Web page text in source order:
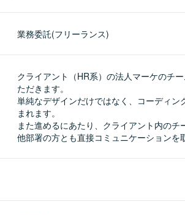
業務委託(フリーランス)
クライアント（HR系）の法人マーケのチ
ただきます。
単純なデザインだけではなく、コーディ
まれます。
また進めるにあたり、クライアント内のチ
他部署の方とも直接コミュニケーションを